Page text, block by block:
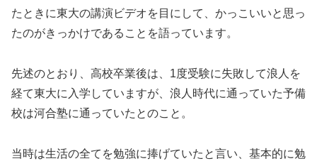
たときに東大の講演ビデオを目にして、かっこいいと思っ
たのがきっかけであることを語っています。
先述のとおり、高校卒業後は、1度受験に失敗して浪人を
経て東大に入学していますが、浪人時代に通っていた予備
校は河合塾に通っていたとのこと。
当時は生活の全てを勉強に捧げていたと言い、基本的に勉